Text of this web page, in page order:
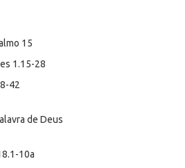
15
1.15-28
42
de Deus
10a